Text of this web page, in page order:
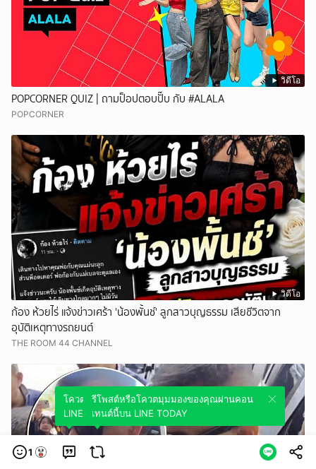
วิดีโอ
POPCORNER QUIZ | ถามป็อปตอบปั๊บ กับ #ALALA
POPCORNER
วิดีโอ
ก้อง ห้วยไร่ แจ้งข่าวเศร้า 'น้องพั้นช์' ลูกสาวบุญธรรม เสียชีวิตจาก
อุบัติเหตุทางรถยนต์
THE ROOM 44 CHANNEL
1
โควตมุมมองของคุณผ่านคอนเทนต์นี้บน
LINE TODAY
รีโพสต์หรือโควตมุมมองของคุณผ่านคอน
เทนต์นี้บน LINE TODAY